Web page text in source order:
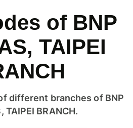
of BNP
TAIPEI
different branches of BNP
TAIPEI BRANCH.